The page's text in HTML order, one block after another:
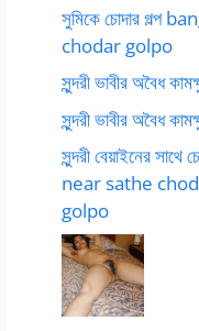
সুমিকে চোদার গল্প
chodar golpo
সুন্দরী ভাবীর অবৈধ
সুন্দরী ভাবীর অবৈধ
সুন্দরী বেয়াইনের সাথে
near sathe
golpo